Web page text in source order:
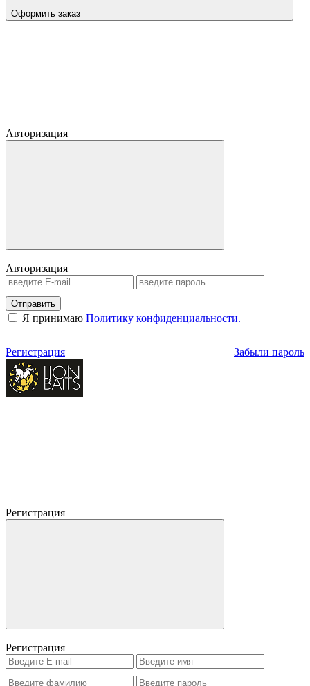
Оформить заказ
Авторизация
Авторизация
Отправить
Я принимаю Политику конфиденциальности.
Регистрация Забыли пароль
Регистрация
Регистрация